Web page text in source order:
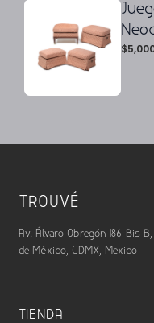
$
TROUVÉ
Av. Álvaro Obregón 186-Bis
de México, CDMX, Mexico
TIENDA